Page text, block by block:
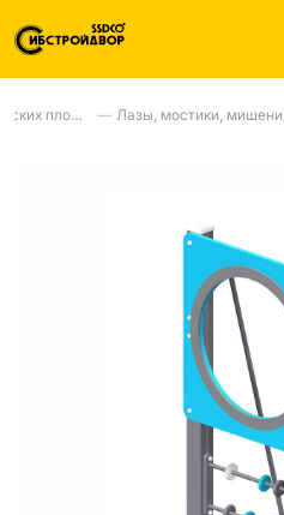
Оборудование для детских площадок —